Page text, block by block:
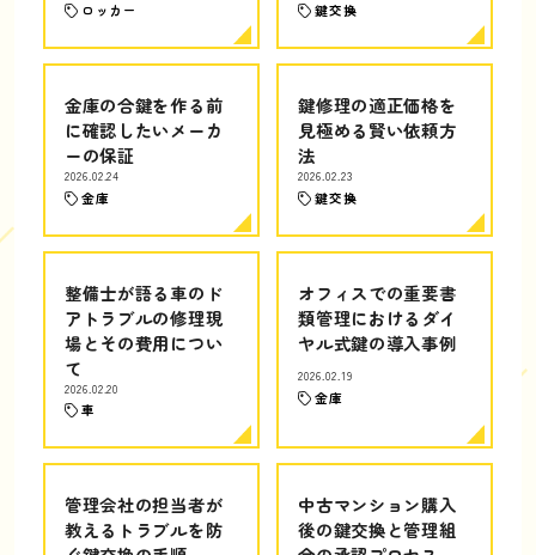
ロッカー 鍵交換
金庫の合鍵を作る前
に確認したいメーカ
ーの保証
2026.02.24
金庫
鍵修理の適正価格を
見極める賢い依頼方
法
2026.02.23
鍵交換
整備士が語る車のド
アトラブルの修理現
場とその費用につい
て
2026.02.20
車
オフィスでの重要書
類管理におけるダイ
ヤル式鍵の導入事例
2026.02.19
金庫
管理会社の担当者が
教えるトラブルを防
中古マンション購入
後の鍵交換と管理組